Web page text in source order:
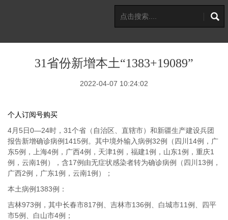
31省份新增本土“1383+19089”
2022-04-07 10:24:02
个人订阅号购买
4月5日0—24时，31个省（自治区、直辖市）和新疆生产建设兵团
报告新增确诊病例1415例。其中境外输入病例32例（四川14例，广
东5例，上海4例，广西4例，天津1例，福建1例，山东1例，重庆1
例，云南1例），含17例由无症状感染者转为确诊病例（四川13例，
广西2例，广东1例，云南1例）；
本土病例1383例：
吉林973例，其中长春市817例、吉林市136例、白城市11例、四平
市5例、白山市4例；